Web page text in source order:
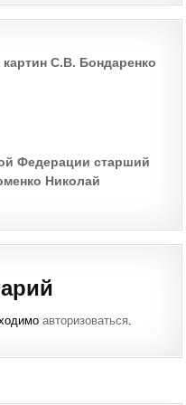
С.В. Бондаренко
Федерации старший
Николай
авторизоваться.